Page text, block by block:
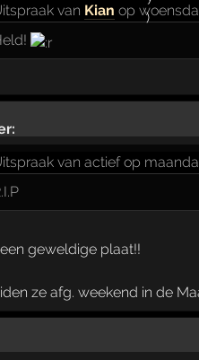
van Kian op
van actief op
geweldige plaat!!
ze afg. weekend in de